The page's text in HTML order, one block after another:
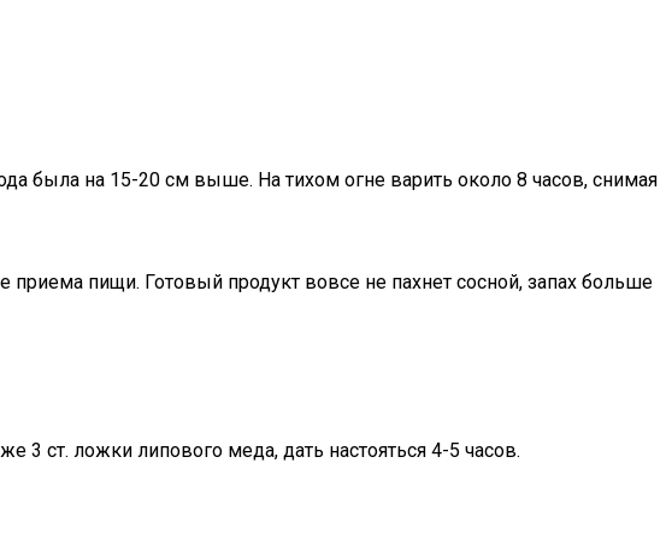
была на 15-20 см выше. На тихом огне варить около 8 часов, снимая
пищи. Готовый продукт вовсе не пахнет сосной, запах больше
3 ст. ложки липового меда, дать настояться 4-5 часов.